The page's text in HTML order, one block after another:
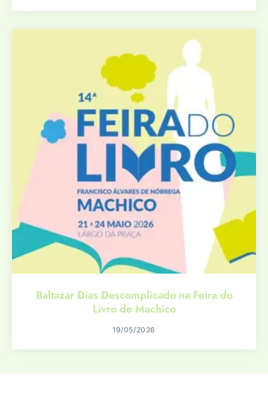
Baltazar Dias Descomplicado na Feira do
Livro de Machico
19/05/2026